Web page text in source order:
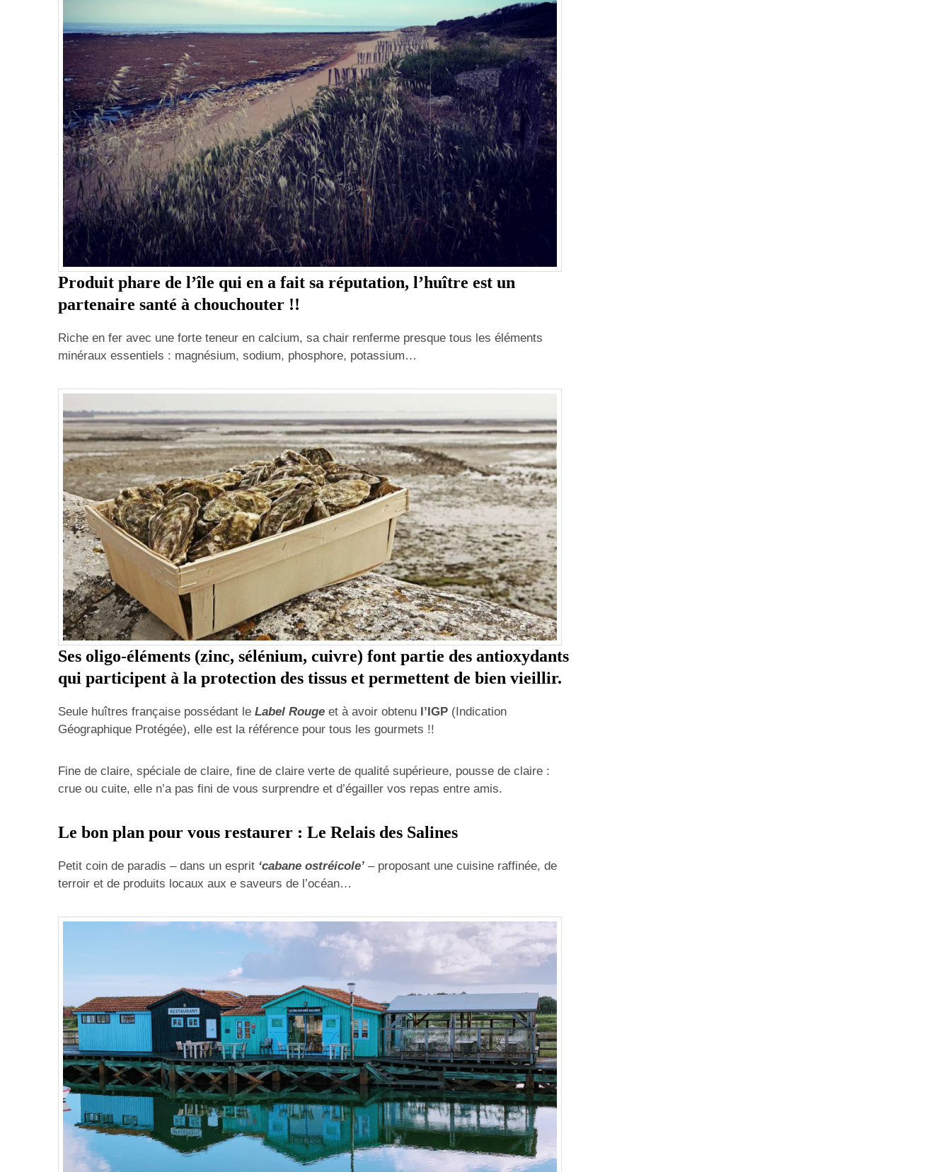
Produit phare de l’île qui en a fait sa réputation, l’huître est un
partenaire santé à chouchouter !!
Riche en fer avec une forte teneur en calcium, sa chair renferme presque tous les éléments
minéraux essentiels : magnésium, sodium, phosphore, potassium…
Ses oligo-éléments (zinc, sélénium, cuivre) font partie des antioxydants
qui participent à la protection des tissus et permettent de bien vieillir.
Seule huîtres française possédant le Label Rouge et à avoir obtenu l’IGP (Indication
Géographique Protégée), elle est la référence pour tous les gourmets !!
Fine de claire, spéciale de claire, fine de claire verte de qualité supérieure, pousse de claire :
crue ou cuite, elle n’a pas fini de vous surprendre et d’égailler vos repas entre amis.
Le bon plan pour vous restaurer : Le Relais des Salines
Petit coin de paradis – dans un esprit ‘cabane ostréicole’ – proposant une cuisine raffinée, de
terroir et de produits locaux aux e saveurs de l’océan…